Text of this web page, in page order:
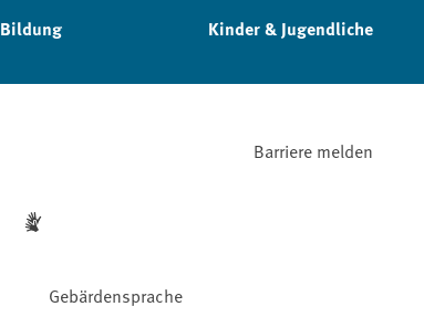
Bildung Kinder & Jugendliche
Gebärdensprache
Barriere melden